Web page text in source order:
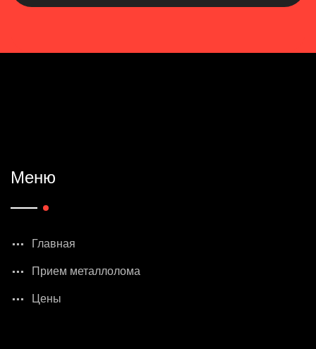
Меню
Главная
Прием металлолома
Цены